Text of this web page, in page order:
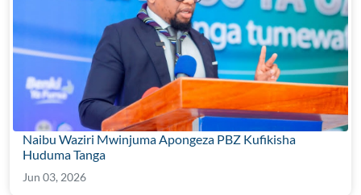
Naibu Waziri Mwinjuma Apongeza PBZ Kufikisha
Huduma Tanga
Jun 03, 2026